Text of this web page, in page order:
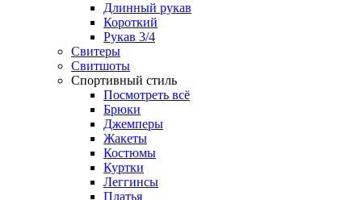
Длинный рукав
Короткий
Рукав 3/4
Свитеры
Свитшоты
Спортивный стиль
Посмотреть всё
Брюки
Джемперы
Жакеты
Костюмы
Куртки
Леггинсы
Платья